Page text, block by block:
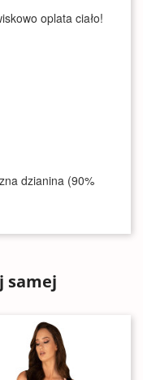
oplata ciało!
dzianina (90%
samej